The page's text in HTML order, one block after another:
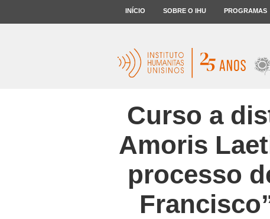
INÍCIO SOBRE O IHU PROGRAMAS
Curso a
Amoris
processo